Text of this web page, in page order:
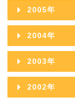
2014年02月
2014年01月
2013年03月
2013年02月
2013年01月
2012年03月
2012年02月
2012年01月
2011年05月
2011年03月
2011年02月
2010年07月
2010年06月
2010年05月
2010年03月
2009年08月
2009年07月
2009年06月
2009年05月
2008年09月
2008年08月
2008年07月
2008年06月
2008年05月
2007年10月
2007年09月
2007年08月
2007年07月
2006年12月
2006年11月
2006年10月
2006年09月
2006年08月
2005年
2005年12月
2005年11月
2005年10月
2005年09月
2004年
2004年12月
2004年11月
2004年10月
2003年
2003年12月
2002年